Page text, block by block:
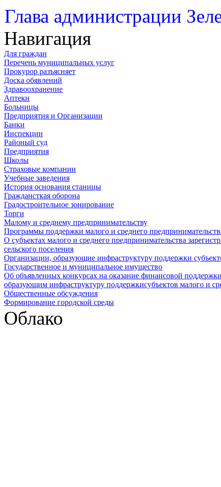
Глава администрации
Навигация
Для граждан
Перечень муниципальных услуг
Прокурор разъясняет
Доска обявлений
Здравоохранение
Аптеки
Больницы
Предприятия и Организации
Банки
Инспекции
Районый суд
Предприятия
Школы
Страховые компании
Учебные заведения
История основания станицы
Граждансткая оборона
Градостроительное зонирование
Торги
Малому и среднему предпринимательству
Программы поддержки малого и среднего
О субъектах малого и среднего предпринимательства
сельского поселения
Организации, образующие инфраструктуру поддержки
Государственное и муниципальное имущество
Об объявленных конкурсах на оказание финансовой
образующим инфраструктуру поддержкисубъектов малого и
Общественные обсуждения
Формирование городской среды
Облако